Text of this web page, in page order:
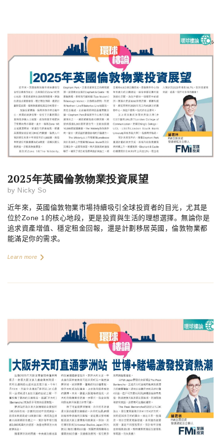
2025年英國倫敦物業投資展望
by Nicky So
近年來，英國倫敦物業市場持續吸引全球投資者的目光，尤其是
位於Zone 1的核心地段，更是投資與生活的理想選擇。無論你是
追求資產增值、穩定租金回報，還是計劃移居英國，倫敦物業都
能滿足你的需求。
Learn more